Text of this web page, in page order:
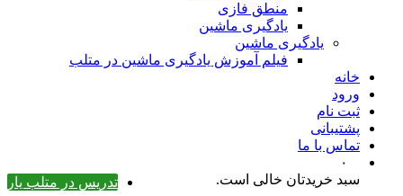
منطق فازی
یادگیری ماشین
یادگیری ماشین
فیلم آموزش یادگیری ماشین در متلب
خانه
ورود
ثبت نام
پشتیبانی
تماس با ما
۰
تدریس در متلب یار
سبد خریدتان خالی است.